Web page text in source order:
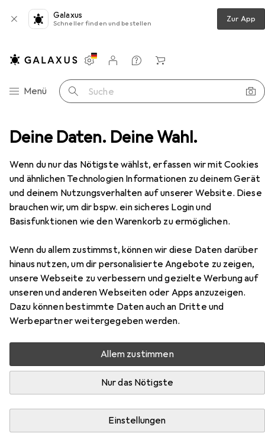
Deine Daten. Deine Wahl.
Wenn du nur das Nötigste wählst, erfassen wir mit Cookies
und ähnlichen Technologien Informationen zu deinem Gerät
und deinem Nutzungsverhalten auf unserer Website. Diese
brauchen wir, um dir bspw. ein sicheres Login und
Basisfunktionen wie den Warenkorb zu ermöglichen.
Wenn du allem zustimmst, können wir diese Daten darüber
hinaus nutzen, um dir personalisierte Angebote zu zeigen,
unsere Webseite zu verbessern und gezielte Werbung auf
unseren und anderen Webseiten oder Apps anzuzeigen.
Dazu können bestimmte Daten auch an Dritte und
Werbepartner weitergegeben werden.
Allem zustimmen
Nur das Nötigste
Einstellungen
Galaxus
Schneller finden und bestellen Zur App
Navigation nach Kategorien
Menü Suche
Einstellungen
Kundenkonto
Vergleichslisten
Merklisten
Warenkorb
Bücher Ratgeber Wie die Natur uns Kraft gibt
Wie die Natur uns Kraft gibt
Deutsch, Erika König, 2024
Zubehör für Wie die Natur uns
Kraft gibt
Hier findest du passendes Zubehör zum Produkt Wie die
Natur uns Kraft gibt aus den Kategorien Buchfolie und
Schreibtisch Accessoire.
Beliebt Buchfolie Schreibtisch Accessoire